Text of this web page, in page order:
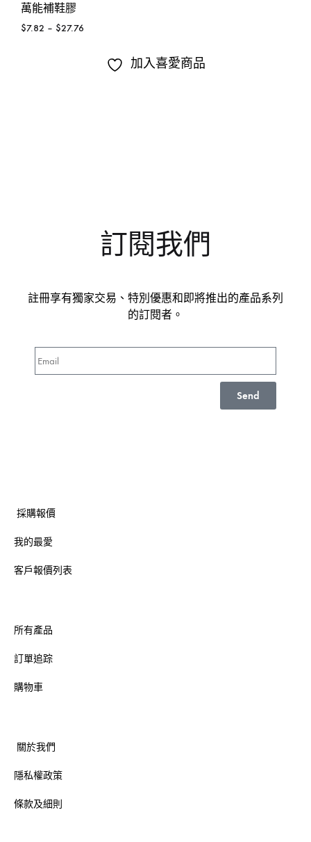
萬能補鞋膠
$7.82 – $27.76
加入喜愛商品
訂閱我們
註冊享有獨家交易、特別優惠和即將推出的產品系列
的訂閱者。
Send
採購報價
我的最愛
客戶報價列表
所有產品
訂單追踪
購物車
關於我們
隱私權政策
條款及細則